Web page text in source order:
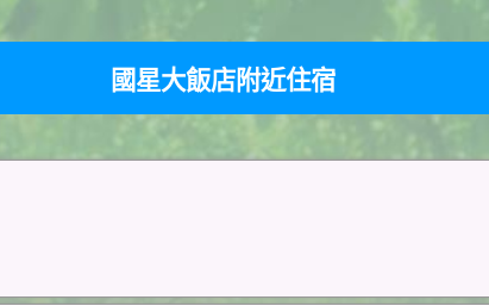
國星大飯店附近住宿